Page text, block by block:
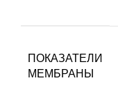
ПОКАЗАТЕЛИ
МЕМБРАНЫ